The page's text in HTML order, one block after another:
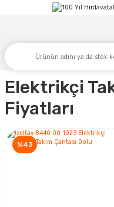
Elektrikçi
Fiyatları
%43